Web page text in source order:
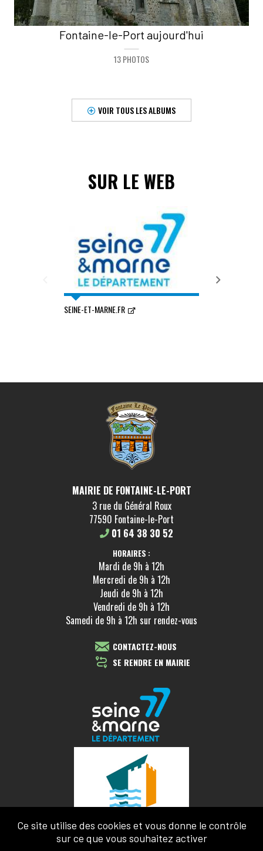
Fontaine-le-Port aujourd'hui
13 PHOTOS
VOIR TOUS LES ALBUMS
SUR LE WEB
SEINE-ET-MARNE.FR
MAIRIE DE FONTAINE-LE-PORT
3 rue du Général Roux
77590 Fontaine-le-Port
01 64 38 30 52
HORAIRES :
Mardi de 9h à 12h
Mercredi de 9h à 12h
Jeudi de 9h à 12h
Vendredi de 9h à 12h
Samedi de 9h à 12h sur rendez-vous
CONTACTEZ-NOUS
SE RENDRE EN MAIRIE
Ce site utilise des cookies et vous donne le contrôle
sur ce que vous souhaitez activer